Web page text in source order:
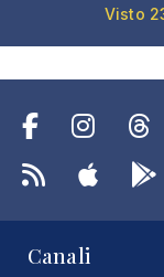
Visto
Canali